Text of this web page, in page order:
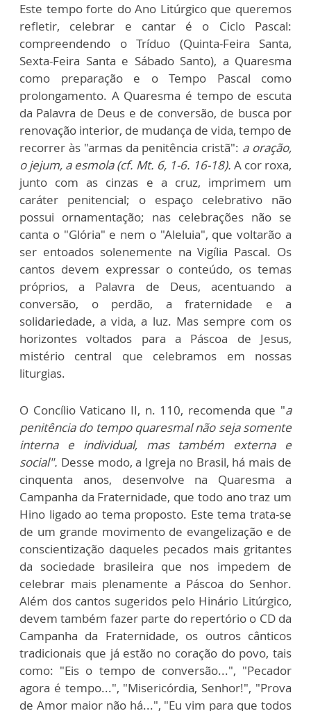
Este tempo forte do Ano Litúrgico que queremos
refletir, celebrar e cantar é o Ciclo Pascal:
compreendendo o Tríduo (Quinta-Feira Santa,
Sexta-Feira Santa e Sábado Santo), a Quaresma
como preparação e o Tempo Pascal como
prolongamento. A Quaresma é tempo de escuta
da Palavra de Deus e de conversão, de busca por
renovação interior, de mudança de vida, tempo de
recorrer às "armas da penitência cristã": a oração,
o jejum, a esmola (cf. Mt. 6, 1-6. 16-18). A cor roxa,
junto com as cinzas e a cruz, imprimem um
caráter penitencial; o espaço celebrativo não
possui ornamentação; nas celebrações não se
canta o "Glória" e nem o "Aleluia", que voltarão a
ser entoados solenemente na Vigília Pascal. Os
cantos devem expressar o conteúdo, os temas
próprios, a Palavra de Deus, acentuando a
conversão, o perdão, a fraternidade e a
solidariedade, a vida, a luz. Mas sempre com os
horizontes voltados para a Páscoa de Jesus,
mistério central que celebramos em nossas
liturgias.
O Concílio Vaticano II, n. 110, recomenda que "a
penitência do tempo quaresmal não seja somente
interna e individual, mas também externa e
social". Desse modo, a Igreja no Brasil, há mais de
cinquenta anos, desenvolve na Quaresma a
Campanha da Fraternidade, que todo ano traz um
Hino ligado ao tema proposto. Este tema trata-se
de um grande movimento de evangelização e de
conscientização daqueles pecados mais gritantes
da sociedade brasileira que nos impedem de
celebrar mais plenamente a Páscoa do Senhor.
Além dos cantos sugeridos pelo Hinário Litúrgico,
devem também fazer parte do repertório o CD da
Campanha da Fraternidade, os outros cânticos
tradicionais que já estão no coração do povo, tais
como: "Eis o tempo de conversão...", "Pecador
agora é tempo...", "Misericórdia, Senhor!", "Prova
de Amor maior não há...", "Eu vim para que todos